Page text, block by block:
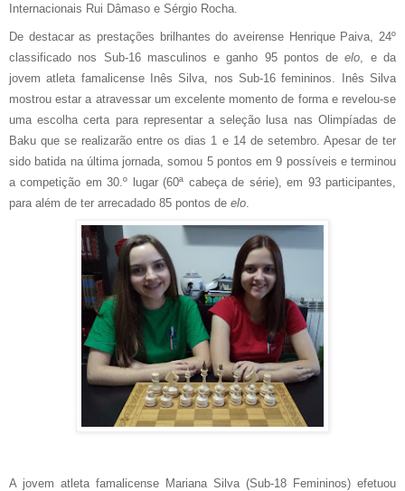
Internacionais Rui Dâmaso e Sérgio Rocha.
De destacar as prestações brilhantes do aveirense Henrique Paiva, 24º
classificado nos Sub-16 masculinos e ganho 95 pontos deelo , e da
jovem atleta famalicense Inês Silva, nos Sub-16 femininos. Inês Silva
mostrou estar a atravessar um excelente momento de forma e revelou-se
uma escolha certa para representar a seleção lusa nas Olimpíadas de
Baku que se realizarão entre os dias 1 e 14 de setembro. Apesar de ter
sido batida na última jornada, somou 5 pontos em 9 possíveis e terminou
a competição em 30.º lugar (60ª cabeça de série), em 93 participantes,
para além de ter arrecadado 85 pontos de elo
A jovem atleta famalicense Mariana Silva (Sub-18 Femininos) efetuou